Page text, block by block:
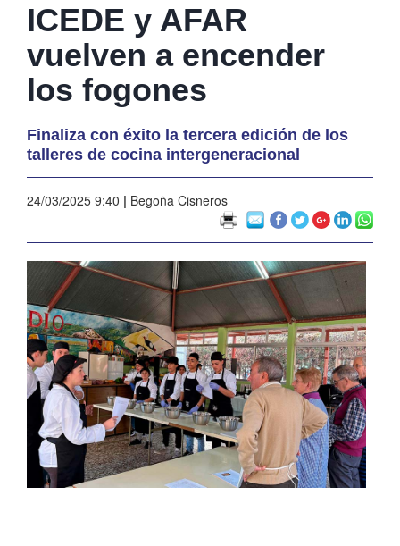
ICEDE y AFAR
vuelven a encender
los fogones
Finaliza con éxito la tercera edición de los
talleres de cocina intergeneracional
24/03/2025 9:40 | Begoña Cisneros